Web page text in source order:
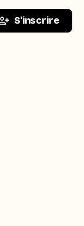
S'inscrire